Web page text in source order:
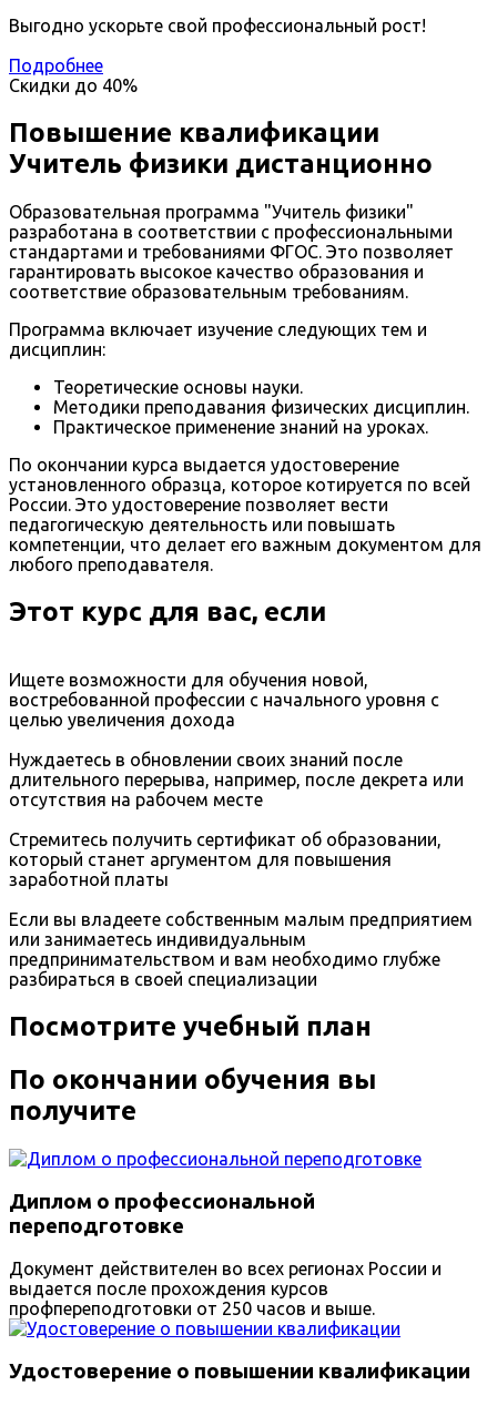
Выгодно ускорьте свой профессиональный рост!
Подробнее
Скидки до 40%
Повышение квалификации
Учитель физики дистанционно
Образовательная программа "Учитель физики"
разработана в соответствии с профессиональными
стандартами и требованиями ФГОС. Это позволяет
гарантировать высокое качество образования и
соответствие образовательным требованиям.
Программа включает изучение следующих тем и
дисциплин:
Теоретические основы науки.
Методики преподавания физических дисциплин.
Практическое применение знаний на уроках.
По окончании курса выдается удостоверение
установленного образца, которое котируется по всей
России. Это удостоверение позволяет вести
педагогическую деятельность или повышать
компетенции, что делает его важным документом для
любого преподавателя.
Этот курс для вас, если
Ищете возможности для обучения новой,
востребованной профессии с начального уровня с
целью увеличения дохода
Нуждаетесь в обновлении своих знаний после
длительного перерыва, например, после декрета или
отсутствия на рабочем месте
Стремитесь получить сертификат об образовании,
который станет аргументом для повышения
заработной платы
Если вы владеете собственным малым предприятием
или занимаетесь индивидуальным
предпринимательством и вам необходимо глубже
разбираться в своей специализации
Посмотрите учебный план
По окончании обучения вы
получите
Диплом о профессиональной
переподготовке
Документ действителен во всех регионах России и
выдается после прохождения курсов
профпереподготовки от 250 часов и выше.
Удостоверение о повышении квалификации